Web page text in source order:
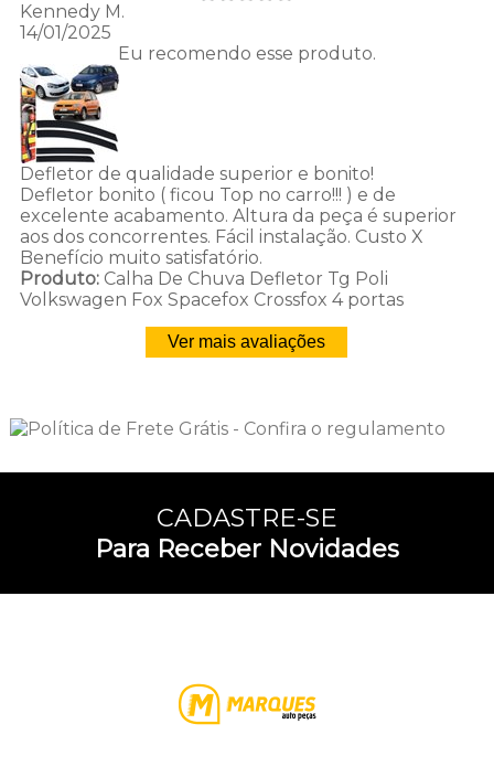
Kennedy M.
14/01/2025
Eu recomendo esse produto.
Defletor de qualidade superior e bonito!
Defletor bonito ( ficou Top no carro!!! ) e de
excelente acabamento. Altura da peça é superior
aos dos concorrentes. Fácil instalação. Custo X
Benefício muito satisfatório.
Produto:Calha De Chuva Defletor Tg Poli
Volkswagen Fox Spacefox Crossfox 4 portas
Ver mais avaliações
CADASTRE-SE
Para Receber Novidades